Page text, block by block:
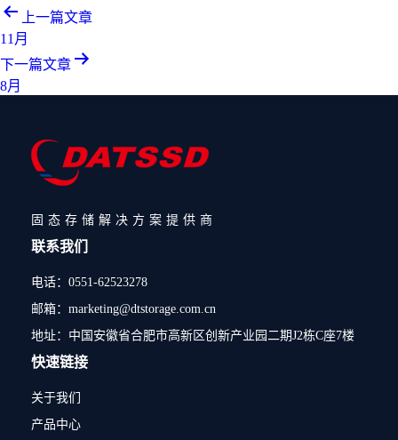
上一篇文章
11月
下一篇文章
8月
固态存储解决方案提供商
联系我们
电话：0551-62523278
邮箱：marketing@dtstorage.com.cn
地址：中国安徽省合肥市高新区创新产业园二期J2栋C座7楼
快速链接
关于我们
产品中心